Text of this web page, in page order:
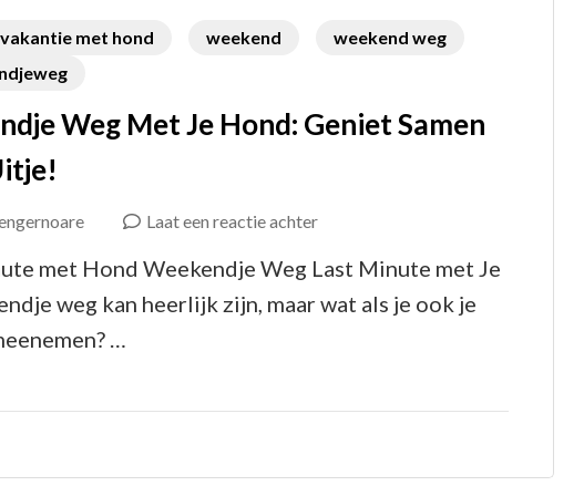
vakantie met hond weekend
weekend weg
Weg Met Je Hond: Geniet Samen
Laat een reactie achterop
met Hond Weekendje Weg Last Minute met Je
weg kan heerlijk zijn, maar wat als je ook je
…